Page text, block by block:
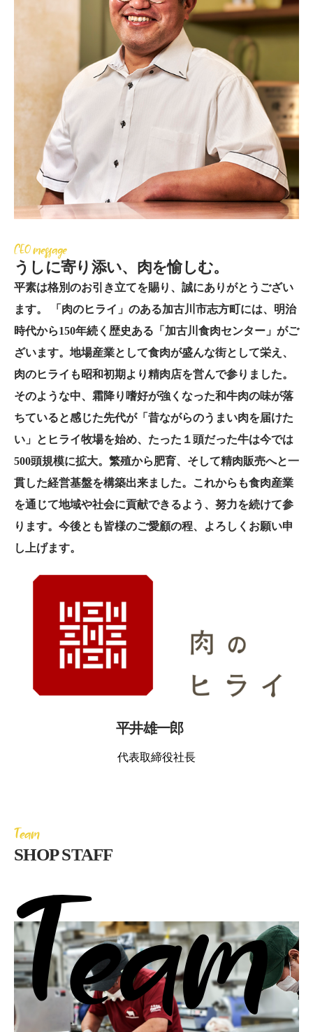
CEO message
うしに寄り添い、肉を愉しむ。
平素は格別のお引き立てを賜り、誠にありがとうござい
ます。 「肉のヒライ」のある加古川市志方町には、明治
時代から150年続く歴史ある「加古川食肉センター」がご
ざいます。地場産業として食肉が盛んな街として栄え、
肉のヒライも昭和初期より精肉店を営んで参りました。
そのような中、霜降り嗜好が強くなった和牛肉の味が落
ちていると感じた先代が「昔ながらのうまい肉を届けた
い」とヒライ牧場を始め、たった１頭だった牛は今では
500頭規模に拡大。繁殖から肥育、そして精肉販売へと一
貫した経営基盤を構築出来ました。これからも食肉産業
を通じて地域や社会に貢献できるよう、努力を続けて参
ります。今後とも皆様のご愛顧の程、よろしくお願い申
し上げます。
平井雄一郎
代表取締役社長
Team
SHOP STAFF
Team